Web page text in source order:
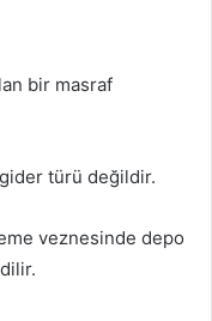
bir masraf
türü değildir.
veznesinde depo